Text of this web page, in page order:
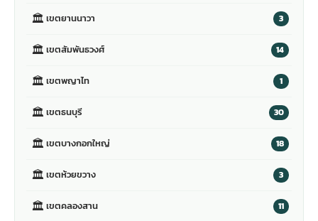
🏛 เขตยานนาวา 3
🏛 เขตสัมพันธวงศ์ 14
🏛 เขตพญาไท 1
🏛 เขตธนบุรี 30
🏛 เขตบางกอกใหญ่ 18
🏛 เขตห้วยขวาง 3
🏛 เขตคลองสาน 11